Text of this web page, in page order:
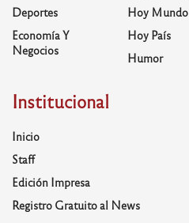
Deportes
Economía Y
Negocios
Hoy Mundo
Hoy País
Humor
Institucional
Inicio
Staff
Edición Impresa
Registro Gratuito al News